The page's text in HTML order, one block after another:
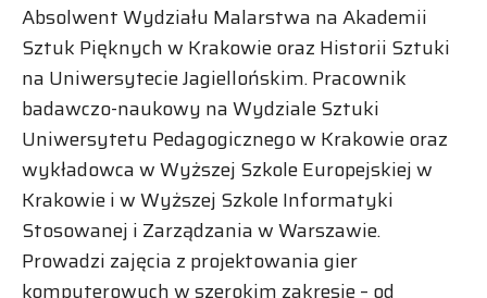
Absolwent Wydziału Malarstwa na Akademii
Sztuk Pięknych w Krakowie oraz Historii Sztuki
na Uniwersytecie Jagiellońskim. Pracownik
badawczo-naukowy na Wydziale Sztuki
Uniwersytetu Pedagogicznego w Krakowie oraz
wykładowca w Wyższej Szkole Europejskiej w
Krakowie i w Wyższej Szkole Informatyki
Stosowanej i Zarządzania w Warszawie.
Prowadzi zajęcia z projektowania gier
komputerowych w szerokim zakresie – od